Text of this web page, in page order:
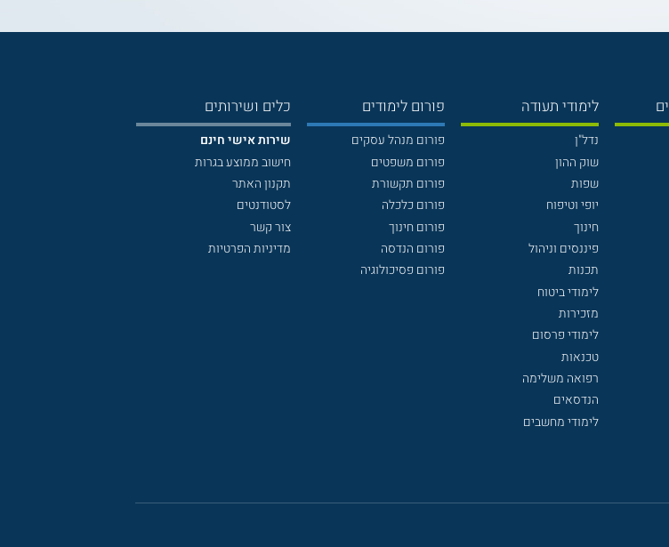
לימודי תעודה
נדל"ן
שוק ההון
שפות
יופי וטיפוח
חינוך
פיננסים וניהול
תכנות
לימודי ביטוח
מזכירות
לימודי פרסום
טכנאות
רפואה משלימה
הנדסאים
לימודי מחשבים
פורום לימודים
פורום מנהל עסקים
פורום משפטים
פורום תקשורת
פורום כלכלה
פורום חינוך
פורום הנדסה
פורום פסיכולוגיה
כלים ושירותים
שירות אישי חינם
חישוב ממוצע בגרות
תקנון האתר
לסטודנטים
צור קשר
מדיניות הפרטיות